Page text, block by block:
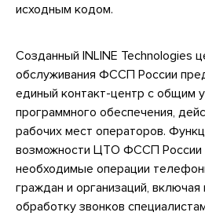
исходным кодом.
Созданный INLINE Technologies
обслуживания ФССП России
единый контакт-центр с общим
программного обеспечения,
рабочих мест операторов.
возможности ЦТО ФССП России
необходимые операции
граждан и организаций,
обработку звонков